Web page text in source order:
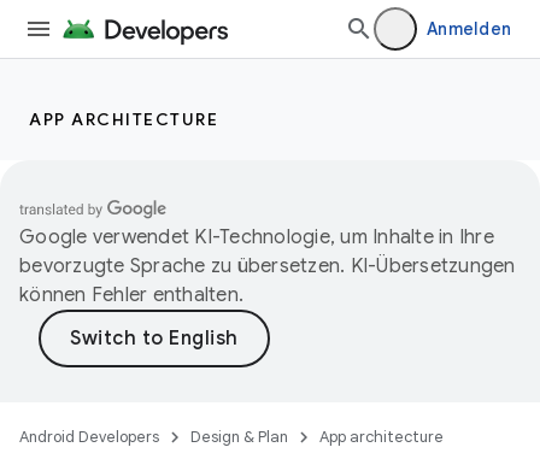
Anmelden
APP ARCHITECTURE
Google verwendet KI-Technologie, um Inhalte in Ihre
bevorzugte Sprache zu übersetzen. KI-Übersetzungen
können Fehler enthalten.
Android Developers Design & Plan App architecture